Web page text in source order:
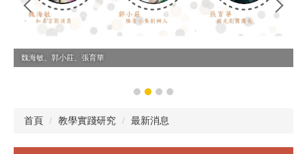
魏海敏、郭小莊、張育華
首頁 教學實踐研究 最新消息